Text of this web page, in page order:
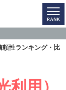
頼性ランキング・比